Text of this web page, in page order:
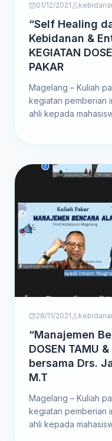
01/12/2021
“Self Healing
Kebidanan &
KEGIATAN
PAKAR
Magelang – Kuliah
kegiatan pemberian
ahli kepada
28/11/2021
“Manajemen
DOSEN TAMU
bersama Drs.
M.T
Magelang – Kuliah
kegiatan pemberian
ahli kepada